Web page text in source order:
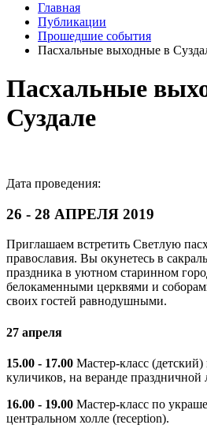
Главная
Публикации
Прошедшие события
Пасхальные выходные в
Пасхальные
Суздале
Дата проведения:
26 - 28 АПРЕЛЯ 2019
Приглашаем встретить Светлую
православия. Вы окунетесь в
праздника в уютном старинном
белокаменными церквями и
своих гостей равнодушными.
27 апреля
15.00 - 17.00 Мастер-класс
куличиков, на веранде
16.00 - 19.00 Мастер-класс по
центральном холле (reception).